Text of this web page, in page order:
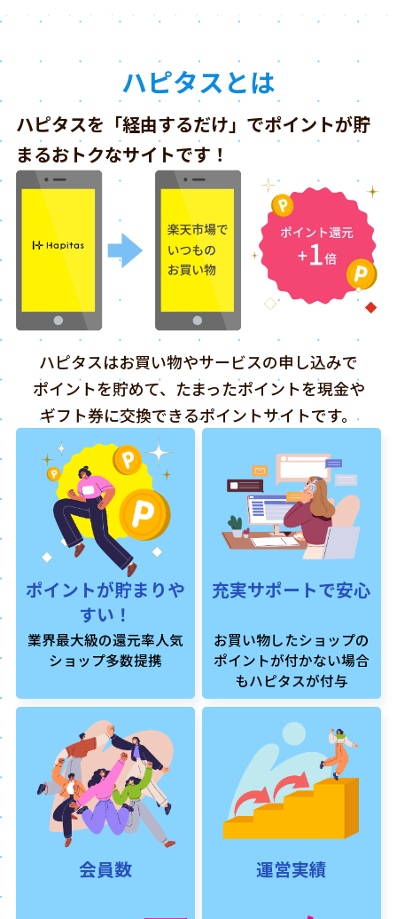
ハピタスとは
ハピタスを「経由するだけ」でポイントが貯
まるおトクなサイトです！
ハピタスはお買い物やサービスの申し込みで
ポイントを貯めて、たまったポイントを現金や
ギフト券に交換できるポイントサイトです。
ポイントが貯まりや
すい！
業界最大級の還元率人気
ショップ多数提携
充実サポートで安心
お買い物したショップの
ポイントが付かない場合
もハピタスが付与
会員数 運営実績